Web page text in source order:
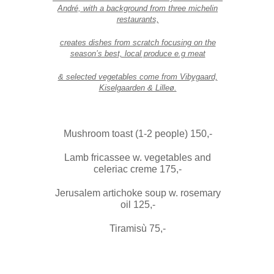
André, with a background from three michelin
restaurants,
creates dishes from scratch focusing on the
season’s best, local produce e.g meat
& selected vegetables come from Vibygaard,
Kiselgaarden & Lilleø.
Mushroom toast (1-2 people) 150,-
Lamb fricassee w. vegetables and
celeriac creme 175,-
Jerusalem artichoke soup w. rosemary
oil 125,-
Tiramisù 75,-